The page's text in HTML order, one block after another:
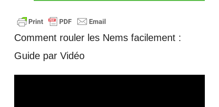
Comment rouler les Nems facilement :
Guide par Vidéo